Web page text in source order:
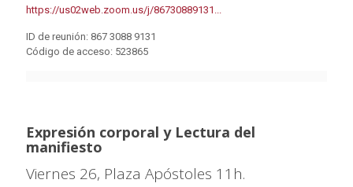
https://us02web.zoom.us/j/86730889131...
ID de reunión: 867 3088 9131
Código de acceso: 523865
Expresión corporal y Lectura del
manifiesto
Viernes 26, Plaza Apóstoles 11h.